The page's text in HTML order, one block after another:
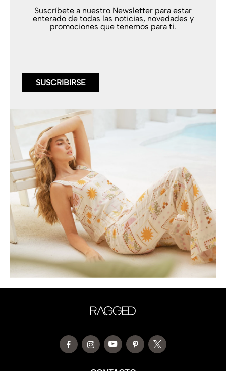
Suscríbete a nuestro Newsletter para estar
enterado de todas las noticias, novedades y
promociones que tenemos para ti.
SUSCRIBIRSE